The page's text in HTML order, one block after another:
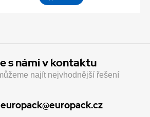
s námi v kontaktu
najít nejvhodnější řešení
europack@europack.cz